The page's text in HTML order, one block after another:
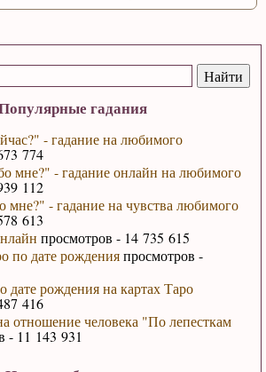
гадания
- гадание на любимого
774
мне?" - гадание онлайн на любимого
112
мне?" - гадание на чувства любимого
613
просмотров - 14 735 615
по дате рожденияпросмотров -
дате рождения на картах Таро
416
отношение человека "По лепесткам
- 11 143 931